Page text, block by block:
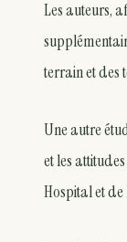
Les auteurs,
terrain et des
Une autre
et les
Hospital et de